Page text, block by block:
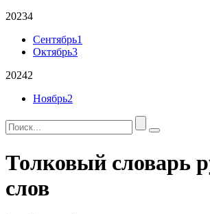
20234
Сентябрь1
Октябрь3
20242
Ноябрь2
Толковый словарь
слов